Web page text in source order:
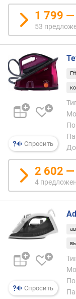
а
р
о
в
г
о
у
д
а
р
г
/
и
)
о
б
ъ
е
м
з
1 799
53
Спросить
2 602 —
4
Спросить